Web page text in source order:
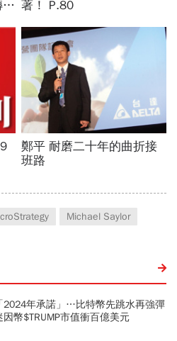
Michael Saylor
2024年承諾」…比特幣先跳水再強彈
幣$TRUMP市值衝百億美元